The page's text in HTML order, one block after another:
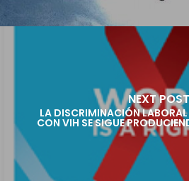
NEXT POST
LA DISCRIMINACIÓN LABORAL
CON VIH SE SIGUE